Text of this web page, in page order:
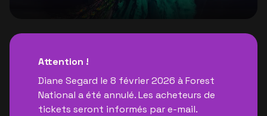
Attention !
Diane Segard le 8 février 2026 à Forest
National a été annulé. Les acheteurs de
tickets seront informés par e-mail.